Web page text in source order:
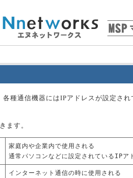
種通信機器にはIPアドレスが設定さ
ます。
家庭内や企業内で使用される
通常パソコンなどに設定されているIPア
インターネット通信の時に使用される